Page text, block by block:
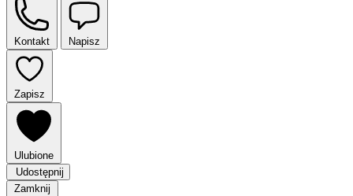
Kontakt Napisz
Zapisz
Ulubione
Udostępnij
Zamknij